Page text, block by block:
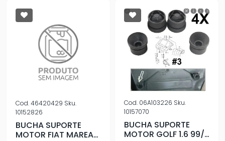
Cod.46420429 Sku.
10152826
BUCHA SUPORTE
MOTOR FIAT MAREA
Cod. 06A103226 Sku.
10157070
BUCHA SUPORTE
MOTOR GOLF 1.6 99/